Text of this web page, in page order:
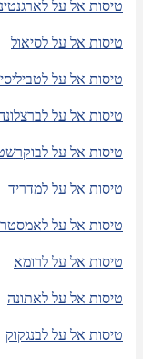
טיסות אל על
טיסות אל על לסיאול
טיסות אל על לטביליסי
טיסות אל על
טיסות אל על
טיסות אל על למדריד
טיסות אל על
טיסות אל על לרומא
טיסות אל על לאתונה
טיסות אל על לבנגקוק